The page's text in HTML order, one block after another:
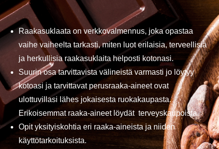
Raakasuklaata on verkkovalmennus, joka opastaa
vaihe vaiheelta tarkasti, miten luot erilaisia, terveellisiä
ja herkullisia raakasuklaita helposti kotonasi.
Suurin osa tarvittavista välineistä varmasti jo löytyy
kotoasi ja tarvittavat perusraaka-aineet ovat
ulottuvillasi lähes jokaisesta ruokakaupasta.
Erikoisemmat raaka-aineet löydät terveyskaupoista.
Opit yksityiskohtia eri raaka-aineista ja niiden
käyttötarkoituksista.